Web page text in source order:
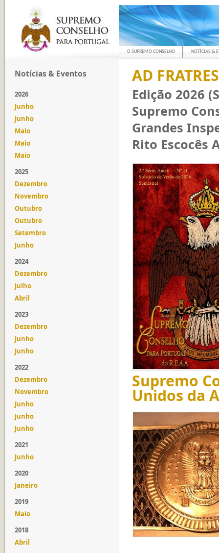
O SUPREMO CONSELHO NOTÍCIAS &
Notícias & Eventos
2026
Junho
Junho
Maio
Maio
Maio
2025
Dezembro
Novembro
Outubro
Outubro
Setembro
Junho
2024
Dezembro
Julho
Abril
2023
Dezembro
Junho
Junho
2022
Dezembro
Novembro
Junho
Junho
Junho
2021
Junho
2020
Janeiro
2019
Maio
2018
Abril
AD
Edição 2026
Supremo
Grandes
Rito Escocês
Supremo
Unidos da